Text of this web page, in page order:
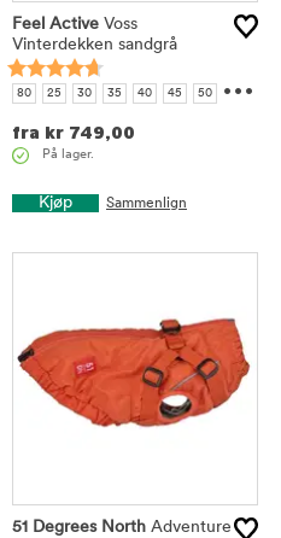
Feel Active Voss
Vinterdekken sandgrå
80 25 30 35 40 45 50
55
...
fra kr 749,00
På lager.
Kjøp Sammenlign
51 Degrees North Adventure